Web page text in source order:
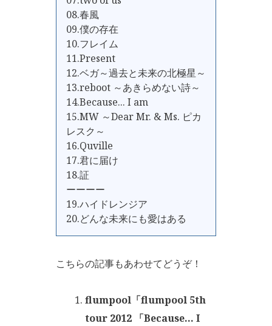
08.春風
09.僕の存在
10.フレイム
11.Present
12.ベガ～過去と未来の北極星～
13.reboot ～あきらめない詩～
14.Because... I am
15.MW ～Dear Mr. & Ms. ピカ
レスク～
16.Quville
17.君に届け
18.証
ーーーー
19.ハイドレンジア
20.どんな未来にも愛はある
こちらの記事もあわせてどうぞ！
flumpool「flumpool 5th
tour 2012 「Because… I